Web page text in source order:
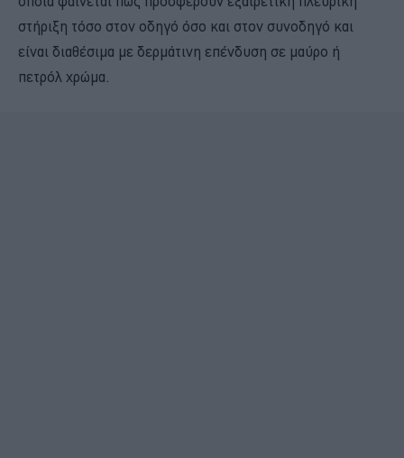
στήριξη τόσο στον οδηγό όσο και στον συνοδηγό και
είναι διαθέσιμα με δερμάτινη επένδυση σε μαύρο ή
πετρόλ χρώμα.